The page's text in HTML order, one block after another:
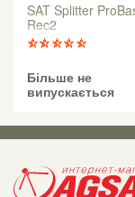
SAT Splitter
Rec2
Більше не
випускається